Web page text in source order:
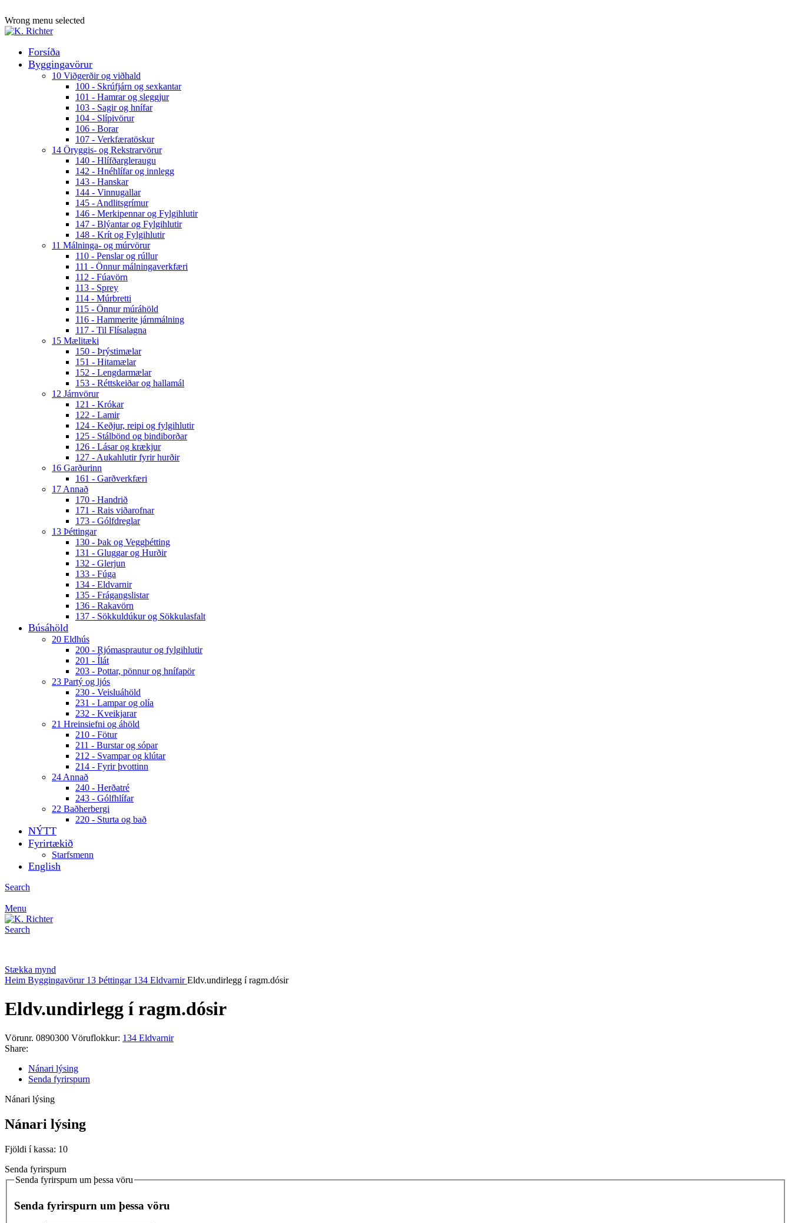
Wrong menu selected
Forsíða
Byggingavörur
10 Viðgerðir og viðhald
100 - Skrúfjárn og sexkantar
101 - Hamrar og sleggjur
103 - Sagir og hnífar
104 - Slípivörur
106 - Borar
107 - Verkfæratöskur
14 Öryggis- og Rekstrarvörur
140 - Hlífðargleraugu
142 - Hnéhlífar og innlegg
143 - Hanskar
144 - Vinnugallar
145 - Andlitsgrímur
146 - Merkipennar og Fylgihlutir
147 - Blýantar og Fylgihlutir
148 - Krít og Fylgihlutir
11 Málninga- og múrvörur
110 - Penslar og rúllur
111 - Önnur málningaverkfæri
112 - Fúavörn
113 - Sprey
114 - Múrbretti
115 - Önnur múráhöld
116 - Hammerite járnmálning
117 - Til Flísalagna
15 Mælitæki
150 - Þrýstimælar
151 - Hitamælar
152 - Lengdarmælar
153 - Réttskeiðar og hallamál
12 Járnvörur
121 - Krókar
122 - Lamir
124 - Keðjur, reipi og fylgihlutir
125 - Stálbönd og bindiborðar
126 - Lásar og krækjur
127 - Aukahlutir fyrir hurðir
16 Garðurinn
161 - Garðverkfæri
17 Annað
170 - Handrið
171 - Rais viðarofnar
173 - Gólfdreglar
13 Þéttingar
130 - Þak og Veggþétting
131 - Gluggar og Hurðir
132 - Glerjun
133 - Fúga
134 - Eldvarnir
135 - Frágangslistar
136 - Rakavörn
137 - Sökkuldúkur og Sökkulasfalt
Búsáhöld
20 Eldhús
200 - Rjómasprautur og fylgihlutir
201 - Ílát
203 - Pottar, pönnur og hnífapör
23 Partý og ljós
230 - Veisluáhöld
231 - Lampar og olía
232 - Kveikjarar
21 Hreinsiefni og áhöld
210 - Fötur
211 - Burstar og sópar
212 - Svampar og klútar
214 - Fyrir þvottinn
24 Annað
240 - Herðatré
243 - Gólfhlífar
22 Baðherbergi
220 - Sturta og bað
NÝTT
Fyrirtækið
Starfsmenn
English
Search
Menu
Search
Stækka mynd
Heim Byggingavörur 13 Þéttingar 134 EldvarnirEldv.undirlegg í ragm.dósir
Eldv.undirlegg í ragm.dósir
Vörunr. 0890300 Vöruflokkur: 134 Eldvarnir
Share:
Nánari lýsing
Senda fyrirspurn
Nánari lýsing
Nánari lýsing
Fjöldi í kassa: 10
Senda fyrirspurn
Senda fyrirspurn um þessa vöru
Senda fyrirspurn um þessa vöru